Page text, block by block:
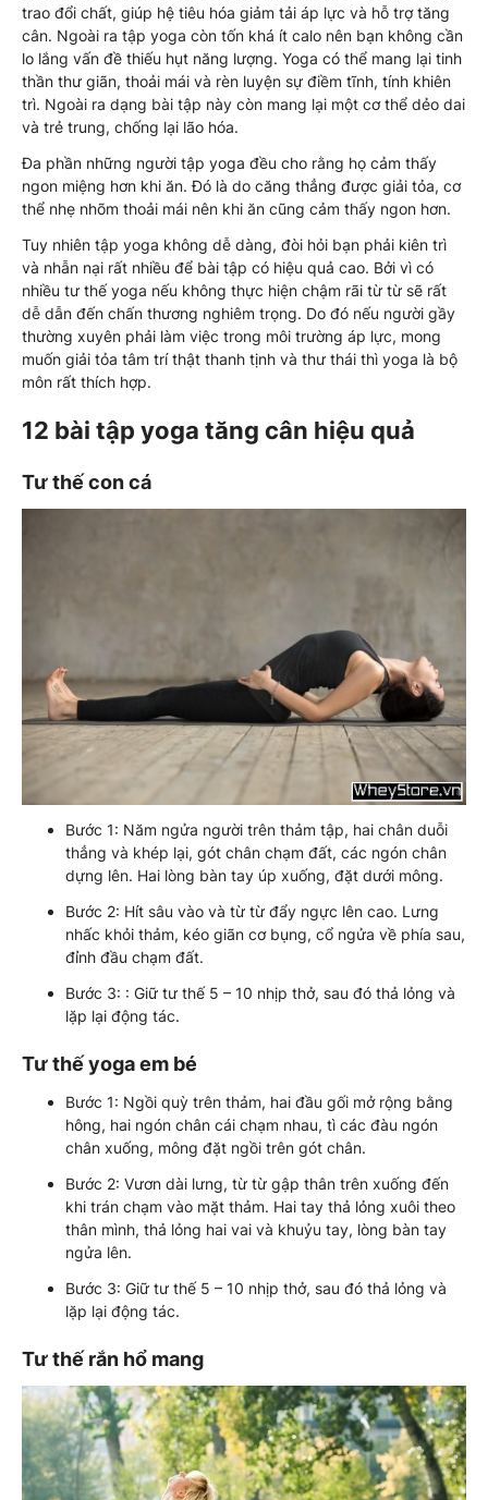
trao đổi chất, giúp hệ tiêu hóa giảm tải áp lực và hỗ trợ tăng
cân. Ngoài ra tập yoga còn tốn khá ít calo nên bạn không cần
lo lắng vấn đề thiếu hụt năng lượng. Yoga có thể mang lại tinh
thần thư giãn, thoải mái và rèn luyện sự điềm tĩnh, tính khiên
trì. Ngoài ra dạng bài tập này còn mang lại một cơ thể dẻo dai
và trẻ trung, chống lại lão hóa.
Đa phần những người tập yoga đều cho rằng họ cảm thấy
ngon miệng hơn khi ăn. Đó là do căng thẳng được giải tỏa, cơ
thể nhẹ nhõm thoải mái nên khi ăn cũng cảm thấy ngon hơn.
Tuy nhiên tập yoga không dễ dàng, đòi hỏi bạn phải kiên trì
và nhẫn nại rất nhiều để bài tập có hiệu quả cao. Bởi vì có
nhiều tư thế yoga nếu không thực hiện chậm rãi từ từ sẽ rất
dễ dẫn đến chấn thương nghiêm trọng. Do đó nếu người gầy
thường xuyên phải làm việc trong môi trường áp lực, mong
muốn giải tỏa tâm trí thật thanh tịnh và thư thái thì yoga là bộ
môn rất thích hợp.
12 bài tập yoga tăng cân hiệu quả
Tư thế con cá
Bước 1: Năm ngửa người trên thảm tập, hai chân duỗi
thẳng và khép lại, gót chân chạm đất, các ngón chân
dựng lên. Hai lòng bàn tay úp xuống, đặt dưới mông.
Bước 2: Hít sâu vào và từ từ đẩy ngực lên cao. Lưng
nhấc khỏi thảm, kéo giãn cơ bụng, cổ ngửa về phía sau,
đỉnh đầu chạm đất.
Bước 3: : Giữ tư thế 5 – 10 nhịp thở, sau đó thả lỏng và
lặp lại động tác.
Tư thế yoga em bé
Bước 1: Ngồi quỳ trên thảm, hai đầu gối mở rộng bằng
hông, hai ngón chân cái chạm nhau, tì các đàu ngón
chân xuống, mông đặt ngồi trên gót chân.
Bước 2: Vươn dài lưng, từ từ gập thân trên xuống đến
khi trán chạm vào mặt thảm. Hai tay thả lỏng xuôi theo
thân mình, thả lỏng hai vai và khuỷu tay, lòng bàn tay
ngửa lên.
Bước 3: Giữ tư thế 5 – 10 nhịp thở, sau đó thả lỏng và
lặp lại động tác.
Tư thế rắn hổ mang